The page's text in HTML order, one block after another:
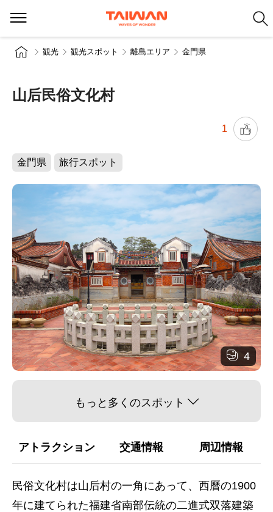
観光 観光スポット 離島エリア 金門県
山后民俗文化村
1
金門県 旅行スポット
4
もっと多くのスポット
アトラクション 交通情報 周辺情報
民俗文化村は山后村の一角にあって、西曆の1900
年に建てられた福建省南部伝統の二進式双落建築